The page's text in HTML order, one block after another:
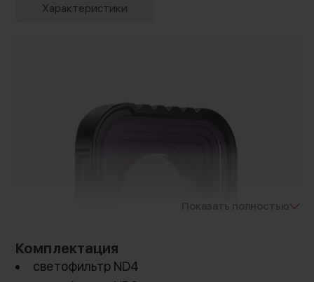
Характеристики
Показать полностью
Комплектация
светофильтр ND4